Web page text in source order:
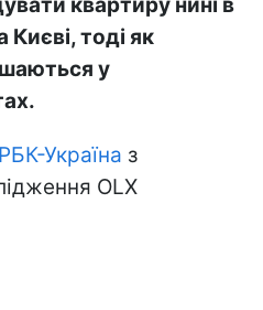
Києві, тоді як
у
РБК-Україна з
OLX